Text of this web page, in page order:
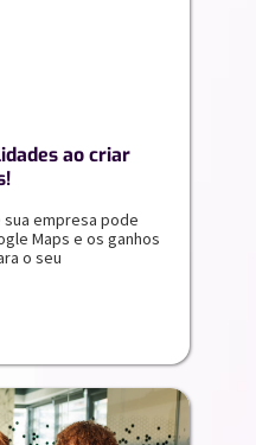
ao criar
empresa pode
Maps e os ganhos
o seu